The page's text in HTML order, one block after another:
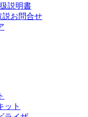
説明書
説お問合せ
ット